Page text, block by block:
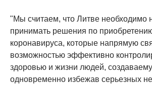
"Мы считаем, что Литве необходимо
принимать решения по
коронавируса, которые напрямую
возможностью эффективно
здоровью и жизни людей,
одновременно избежав серьезных